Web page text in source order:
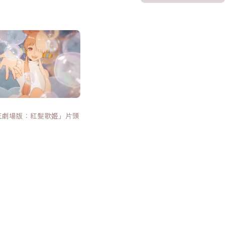
場版：紅髮歌姬」片頭